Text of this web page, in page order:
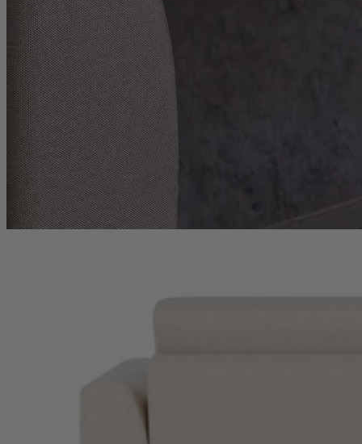
Matratze & Topper
Matratze
Topper